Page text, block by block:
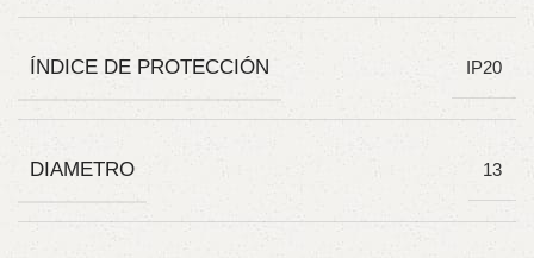
ÍNDICE DE PROTECCIÓN IP20
DIAMETRO 13